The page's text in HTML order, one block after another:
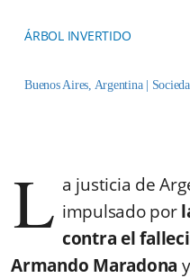
ÁRBOL INVERTIDO
Buenos Aires, Argentina |
L a justicia de
impulsado por
contra el
Armando Maradona